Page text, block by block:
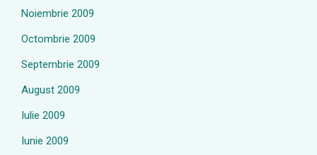
Noiembrie 2009
Octombrie 2009
Septembrie 2009
August 2009
Iulie 2009
Iunie 2009